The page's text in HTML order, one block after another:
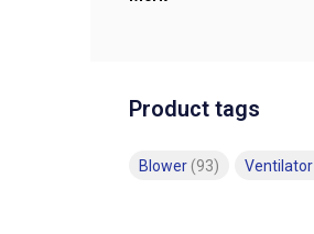
Product tags
Blower (93) Ventilator